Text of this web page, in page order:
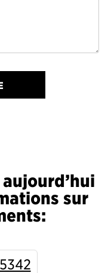
sur